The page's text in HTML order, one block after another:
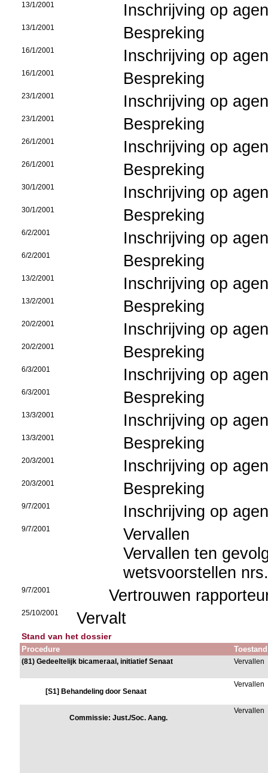
13/1/2001 Inschrijving op
13/1/2001 Bespreking
16/1/2001 Inschrijving op
16/1/2001 Bespreking
23/1/2001 Inschrijving op
23/1/2001 Bespreking
26/1/2001 Inschrijving op
26/1/2001 Bespreking
30/1/2001 Inschrijving op
30/1/2001 Bespreking
6/2/2001 Inschrijving op
6/2/2001 Bespreking
13/2/2001 Inschrijving op
13/2/2001 Bespreking
20/2/2001 Inschrijving op
20/2/2001 Bespreking
6/3/2001 Inschrijving op
6/3/2001 Bespreking
13/3/2001 Inschrijving op
13/3/2001 Bespreking
20/3/2001 Inschrijving op
20/3/2001 Bespreking
9/7/2001 Inschrijving op
9/7/2001
Vervallen
Vervallen ten
wetsvoorstellen
9/7/2001 Vertrouwen
25/10/2001 Vervalt
Stand van het dossier
Procedure Toestand
(81) Gedeeltelijk bicameraal, initiatief Senaat Vervallen
[S1] Behandeling door Senaat
Vervallen
Commissie: Just./Soc. Aang.
Vervallen